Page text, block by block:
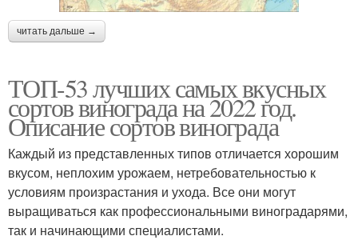
читать дальше →
ТОП-53 лучших самых вкусных
сортов винограда на 2022 год.
Описание сортов винограда
Каждый из представленных типов отличается хорошим
вкусом, неплохим урожаем, нетребовательностью к
условиям произрастания и ухода. Все они могут
выращиваться как профессиональными виноградарями,
так и начинающими специалистами.